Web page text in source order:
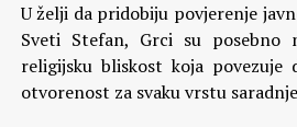
U želji da pridobiju povjerenje
Sveti Stefan, Grci su posebno
religijsku bliskost koja
otvorenost za svaku vrstu